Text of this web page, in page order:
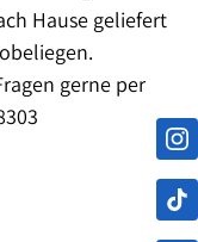
Hause geliefert
gerne per